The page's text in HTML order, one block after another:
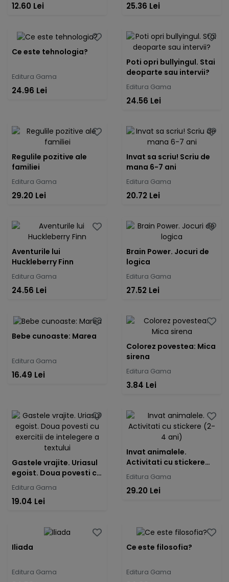
12.60 Lei 25.36 Lei
Ce este tehnologia?
Editura Gama
24.96 Lei
Poti opri bullyingul. Stai
deoparte sau intervii?
Editura Gama
24.56 Lei
Regulile pozitive ale
familiei
Editura Gama
29.20 Lei
Invat sa scriu! Scriu de
mana 6-7 ani
Editura Gama
20.72 Lei
Aventurile lui
Huckleberry Finn
Editura Gama
24.56 Lei
Brain Power. Jocuri de
logica
Editura Gama
27.52 Lei
Bebe cunoaste: Marea
Editura Gama
16.49 Lei
Colorez povestea: Mica
sirena
Editura Gama
3.84 Lei
Gastele vrajite. Uriasul
egoist. Doua povesti cu
exercitii de intelegere a
Editura Gama
19.04 Lei
Invat animalele.
Activitati cu stickere
(2-4 ani)
Editura Gama
29.20 Lei
Iliada
Editura Gama
Ce este filosofia?
Editura Gama